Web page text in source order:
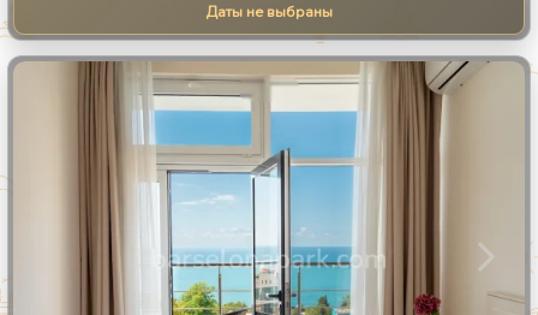
Даты не выбраны
1 30